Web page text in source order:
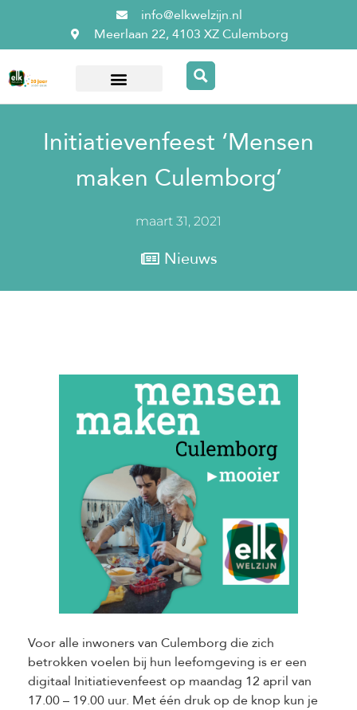
info@elkwelzijn.nl
Meerlaan 22, 4103 XZ Culemborg
Initiatievenfeest ‘Mensen
maken Culemborg’
maart 31, 2021
Nieuws
Voor alle inwoners van Culemborg die zich
betrokken voelen bij hun leefomgeving is er een
digitaal Initiatievenfeest op maandag 12 april van
17.00 – 19.00 uur. Met één druk op de knop kun je